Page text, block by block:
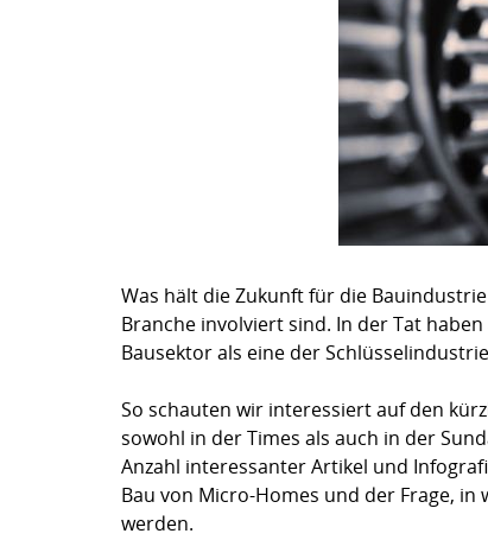
Was hält die Zukunft für die
Branche involviert sind. In der Tat
Bausektor als eine der
So schauten wir interessiert auf den
sowohl in der Times als auch in der
Anzahl interessanter Artikel und
Bau von Micro-Homes und der Frage,
werden.